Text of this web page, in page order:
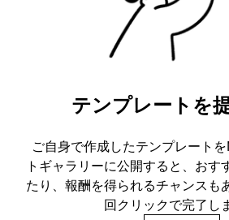
テンプレートを
ご自身で作成したテンプレート
トギャラリーに公開すると、おす
たり、報酬を得られるチャンスも
回クリックで完了し